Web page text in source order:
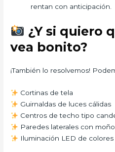
rentan con anticipación.
¿Y si quiero
vea bonito?
¡También lo resolvemos!
Cortinas de tela
Guirnaldas de luces cálidas
Centros de techo tipo
Paredes laterales con
Iluminación LED de colores